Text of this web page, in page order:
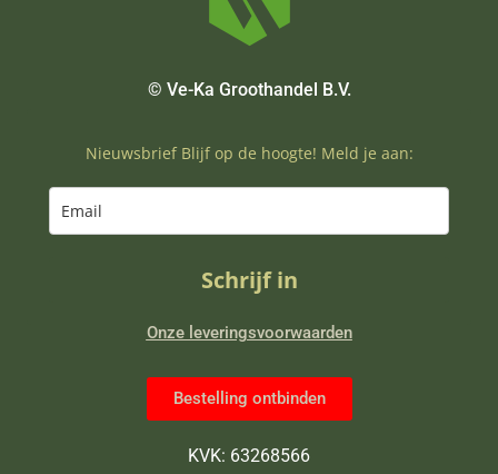
© Ve-Ka Groothandel B.V.
Nieuwsbrief Blijf op de hoogte! Meld je aan:
Schrijf in
Onze leveringsvoorwaarden
Bestelling ontbinden
KVK: 63268566